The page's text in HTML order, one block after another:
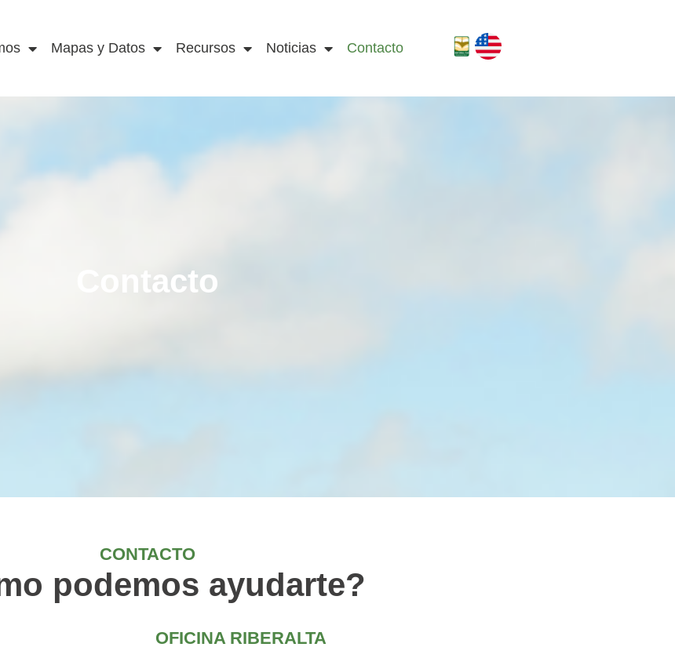
Mapas y Datos Recursos Noticias Contacto
Contacto
CONTACTO
podemos ayudarte?
OFICINA RIBERALTA